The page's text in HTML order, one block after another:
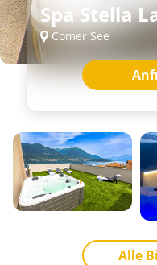
Alle
Spa Stella
Comer See